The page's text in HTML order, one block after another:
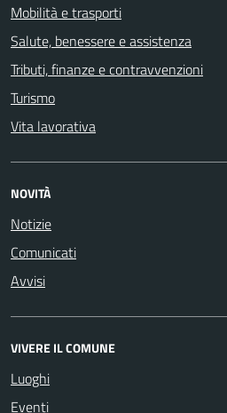
Mobilità e trasporti
Salute, benessere e assistenza
Tributi, finanze e contravvenzioni
Turismo
Vita lavorativa
NOVITÀ
Notizie
Comunicati
Avvisi
VIVERE IL COMUNE
Luoghi
Eventi